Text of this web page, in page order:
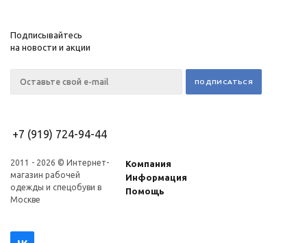
Подписывайтесь
на новости и акции
+7 (919) 724-94-44
2011 - 2026 © Интернет-
магазин рабочей
одежды и спецобуви в
Москве
Компания
Информация
Помощь